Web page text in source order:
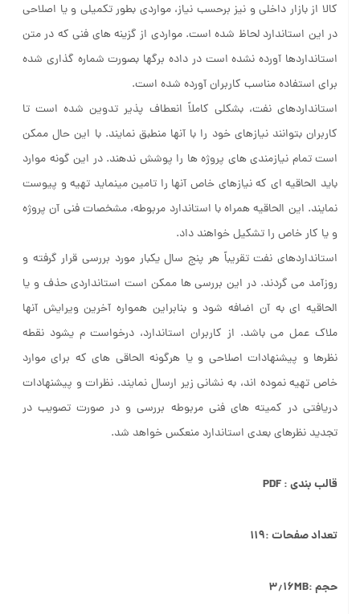
کالا از بازار داخلی و نیز برحسب نیاز، مواردی بطور تکمیلی و یا اصلاحی
در این استاندارد لحاظ شده است. مواردی از گزینه های فنی که در متن
استانداردها آورده نشده است در داده برگها بصورت شماره گذاری شده
برای استفاده مناسب کاربران آورده شده است.
استانداردهای نفت، بشکلی کاملاً انعطاف پذیر تدوین شده است تا
کاربران بتوانند نیازهای خود را با آنها منطبق نمایند. با این حال ممکن
است تمام نیازمندی های پروژه ها را پوشش ندهند. در این گونه موارد
باید الحاقیه ای که نیازهای خاص آنها را تامین مینماید تهیه و پیوست
نمایند. این الحاقیه همراه با استاندارد مربوطه، مشخصات فنی آن پروژه
و یا کار خاص را تشکیل خواهند داد.
استانداردهای نفت تقریباً هر پنج سال یکبار مورد بررسی قرار گرفته و
روزآمد می گردند. در این بررسی ها ممکن است استانداردی حذف و یا
الحاقیه ای به آن اضافه شود و بنابراین همواره آخرین ویرایش آنها
ملاک عمل می باشد. از کاربران استاندارد، درخواست م یشود نقطه
نظرها و پیشنهادات اصلاحی و یا هرگونه الحاقی های که برای موارد
خاص تهیه نموده اند، به نشانی زیر ارسال نمایند. نظرات و پیشنهادات
دریافتی در کمیته های فنی مربوطه بررسی و در صورت تصویب در
تجدید نظرهای بعدی استاندارد منعکس خواهد شد.
قالب بندی : PDF
تعداد صفحات :۱۱۹
حجم :۳٫۱۶MB